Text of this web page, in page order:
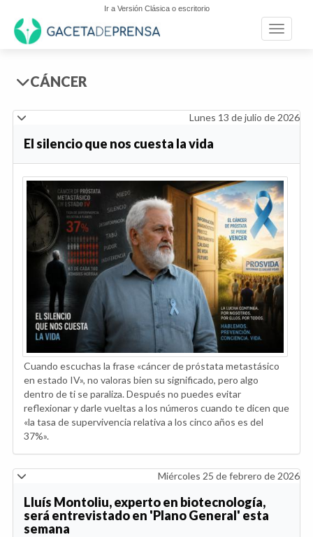
Ir a Versión Clásica o escritorio
Toggle
CÁNCER
Lunes 13 de julio de 2026
El silencio que nos cuesta la vida
Cuando escuchas la frase «cáncer de próstata metastásico
en estado IV», no valoras bien su significado, pero algo
dentro de ti se paraliza. Después no puedes evitar
reflexionar y darle vueltas a los números cuando te dicen que
«la tasa de supervivencia relativa a los cinco años es del
37%».
Miércoles 25 de febrero de 2026
Lluís Montoliu, experto en biotecnología,
será entrevistado en 'Plano General' esta
semana